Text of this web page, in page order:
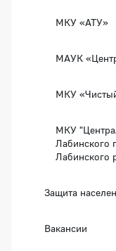
МКУ «АТУ»
МАУК
МКУ
МКУ
Лабинского
Лабинского
Защита
Вакансии